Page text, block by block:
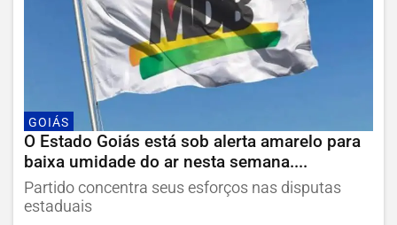
GOIÁS
O Estado Goiás está sob alerta amarelo para
baixa umidade do ar nesta semana....
Partido concentra seus esforços nas disputas
estaduais